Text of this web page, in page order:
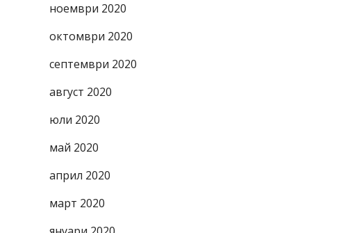
ноември 2020
октомври 2020
септември 2020
август 2020
юли 2020
май 2020
април 2020
март 2020